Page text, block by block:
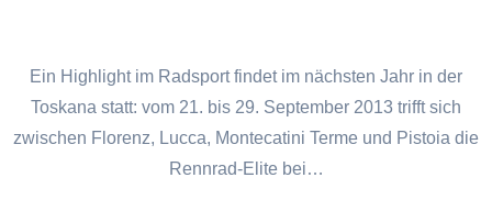
Ein Highlight im Radsport findet im nächsten Jahr in der
Toskana statt: vom 21. bis 29. September 2013 trifft sich
zwischen Florenz, Lucca, Montecatini Terme und Pistoia die
Rennrad-Elite bei…